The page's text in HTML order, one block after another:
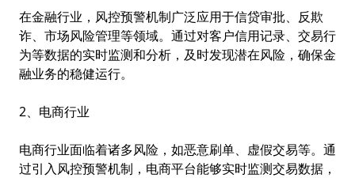
在金融行业，风控预警机制广泛应用于信贷审批、反欺
诈、市场风险管理等领域。通过对客户信用记录、交易行
为等数据的实时监测和分析，及时发现潜在风险，确保金
融业务的稳健运行。
2、电商行业
电商行业面临着诸多风险，如恶意刷单、虚假交易等。通
过引入风控预警机制，电商平台能够实时监测交易数据，